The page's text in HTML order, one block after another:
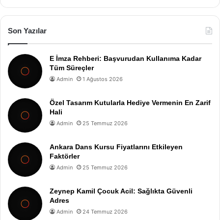
Son Yazılar
E İmza Rehberi: Başvurudan Kullanıma Kadar
Tüm Süreçler
Admin 1 Ağustos 2026
Özel Tasarım Kutularla Hediye Vermenin En Zarif
Hali
Admin 25 Temmuz 2026
Ankara Dans Kursu Fiyatlarını Etkileyen
Faktörler
Admin 25 Temmuz 2026
Zeynep Kamil Çocuk Acil: Sağlıkta Güvenli
Adres
Admin 24 Temmuz 2026